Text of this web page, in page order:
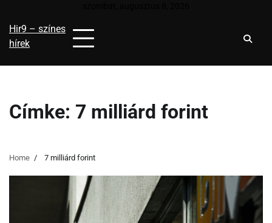
content
Hir9 – színes
hírek
Címke: 7 milliárd forint
Home 7 milliárd forint